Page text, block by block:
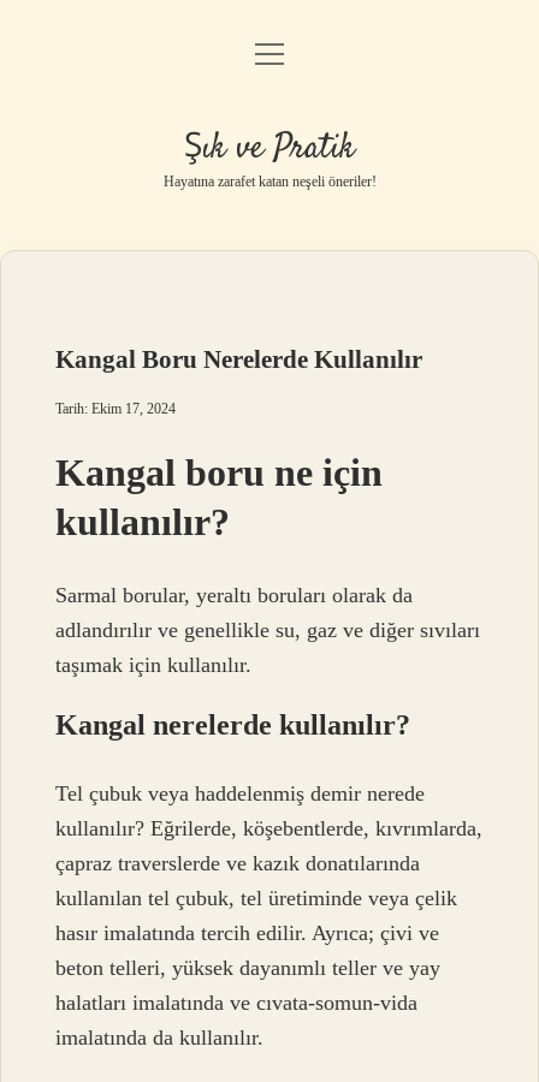
Anasayfa
Yasal Uyarı
menüyü
Şık ve Pratik
Hayatına zarafet katan neşeli öneriler!
Kangal Boru Nerelerde Kullanılır
Tarih: Ekim 17, 2024
Kangal boru ne için
kullanılır?
Sarmal borular, yeraltı boruları olarak da
adlandırılır ve genellikle su, gaz ve diğer sıvıları
taşımak için kullanılır.
Kangal nerelerde kullanılır?
Tel çubuk veya haddelenmiş demir nerede
kullanılır? Eğrilerde, köşebentlerde, kıvrımlarda,
çapraz traverslerde ve kazık donatılarında
kullanılan tel çubuk, tel üretiminde veya çelik
hasır imalatında tercih edilir. Ayrıca; çivi ve
beton telleri, yüksek dayanımlı teller ve yay
halatları imalatında ve cıvata-somun-vida
imalatında da kullanılır.